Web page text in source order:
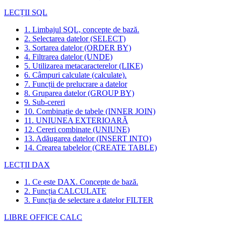
LECȚII SQL
1. Limbajul SQL, concepte de bază.
2. Selectarea datelor (SELECT)
3. Sortarea datelor (ORDER BY)
4. Filtrarea datelor (UNDE)
5. Utilizarea metacaracterelor (LIKE)
6. Câmpuri calculate (calculate).
7. Funcții de prelucrare a datelor
8. Gruparea datelor (GROUP BY)
9. Sub-cereri
10. Combinație de tabele (INNER JOIN)
11. UNIUNEA EXTERIOARĂ
12. Cereri combinate (UNIUNE)
13. Adăugarea datelor (INSERT INTO)
14. Crearea tabelelor (CREATE TABLE)
LECȚII DAX
1. Ce este DAX. Concepte de bază.
2. Funcția CALCULATE
3. Funcția de selectare a datelor FILTER
LIBRE OFFICE CALC